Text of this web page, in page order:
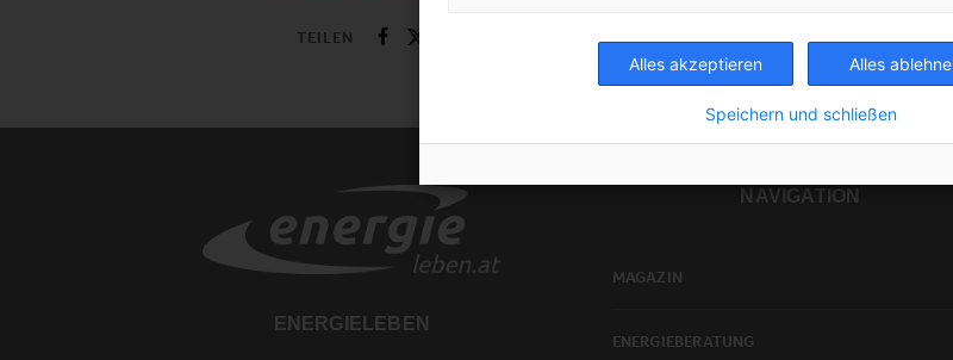
TEILEN
ENERGIELEBEN
NAVIGATION
MAGAZIN
ENERGIEBERATUNG
Alles akzeptieren Alles
Speichern und schließen